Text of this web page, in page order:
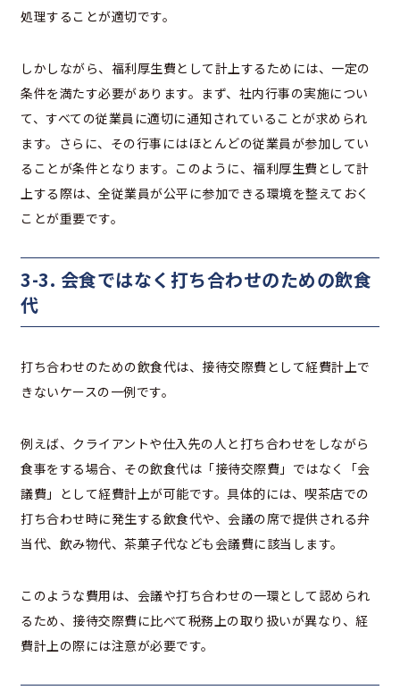
処理することが適切です。
しかしながら、福利厚生費として計上するためには、一定の
条件を満たす必要があります。まず、社内行事の実施につい
て、すべての従業員に適切に通知されていることが求められ
ます。さらに、その行事にはほとんどの従業員が参加してい
ることが条件となります。このように、福利厚生費として計
上する際は、全従業員が公平に参加できる環境を整えておく
ことが重要です。
3-3. 会食ではなく打ち合わせのための飲食
代
打ち合わせのための飲食代は、接待交際費として経費計上で
きないケースの一例です。
例えば、クライアントや仕入先の人と打ち合わせをしながら
食事をする場合、その飲食代は「接待交際費」ではなく「会
議費」として経費計上が可能です。具体的には、喫茶店での
打ち合わせ時に発生する飲食代や、会議の席で提供される弁
当代、飲み物代、茶菓子代なども会議費に該当します。
このような費用は、会議や打ち合わせの一環として認められ
るため、接待交際費に比べて税務上の取り扱いが異なり、経
費計上の際には注意が必要です。